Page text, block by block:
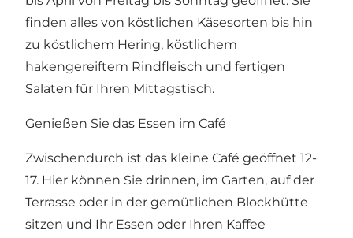
finden alles von köstlichen Käsesorten bis hin
zu köstlichem Hering, köstlichem
hakengereiftem Rindfleisch und fertigen
Salaten für Ihren Mittagstisch.
Genießen Sie das Essen im Café
Zwischendurch ist das kleine Café geöffnet 12-
17. Hier können Sie drinnen, im Garten, auf der
Terrasse oder in der gemütlichen Blockhütte
sitzen und Ihr Essen oder Ihren Kaffee